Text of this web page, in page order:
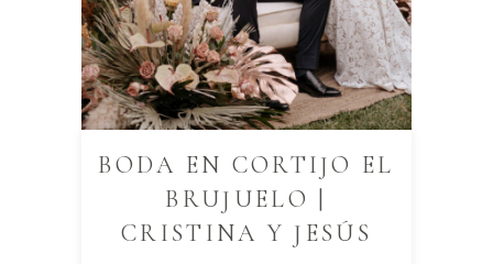
BODA EN CORTIJO EL
BRUJUELO |
CRISTINA Y JESÚS